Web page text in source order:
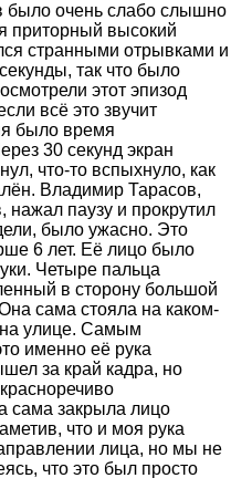
было очень слабо слышно
приторный высокий
странными отрывками и
так что было
этот эпизод
всё это звучит
было время
30 секунд экран
что-то вспыхнуло, как
Владимир Тарасов,
паузу и прокрутил
было ужасно. Это
6 лет. Её лицо было
Четыре пальца
в сторону большой
сама стояла на каком-
на улице. Самым
именно её рука
за край кадра, но
сама закрыла лицо
что и моя рука
лица, но мы не
что это был просто